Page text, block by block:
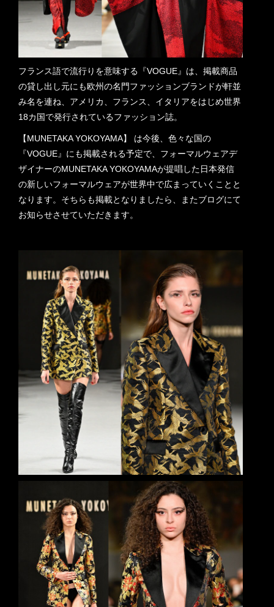
フランス語で流行りを意味する『VOGUE』は、掲載商品
の貸し出し元にも欧州の名門ファッションブランドが軒並
み名を連ね、アメリカ、フランス、イタリ­アをはじめ世界
18カ国で発行されているファッション誌。
【MUNETAKA YOKOYAMA】 は今後、色々な国の
『VOGUE』にも掲載される予定で、フォーマルウェアデ
ザイナーのMUNETAKA YOKOYAMAが提唱した日本発信
の新しいフォーマルウェアが世界中で広まっていくことと
なります。そちらも掲載となりましたら、またブログにて
お知らせさせていただきます。